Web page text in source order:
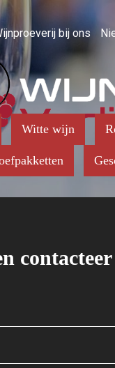
bij ons
Witte wijn
contacteer